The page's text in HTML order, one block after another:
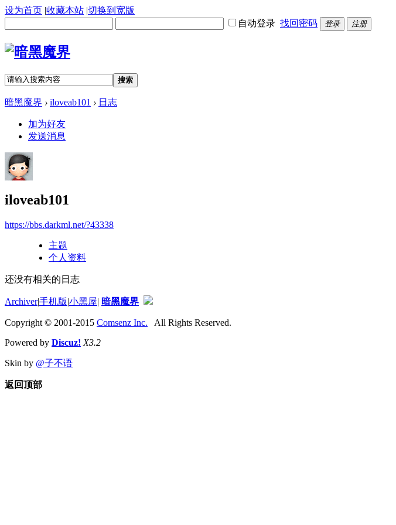
设为首页 |收藏本站 |切换到宽版
自动登录 找回密码 登录 注册
搜索
暗黑魔界 › iloveab101 › 日志
加为好友
发送消息
iloveab101
https://bbs.darkml.net/?43338
主题
个人资料
还没有相关的日志
Archiver|手机版|小黑屋| 暗黑魔界
Copyright © 2001-2015 Comsenz Inc. All Rights Reserved.
Powered by Discuz! X3.2
Skin by @子不语
返回顶部